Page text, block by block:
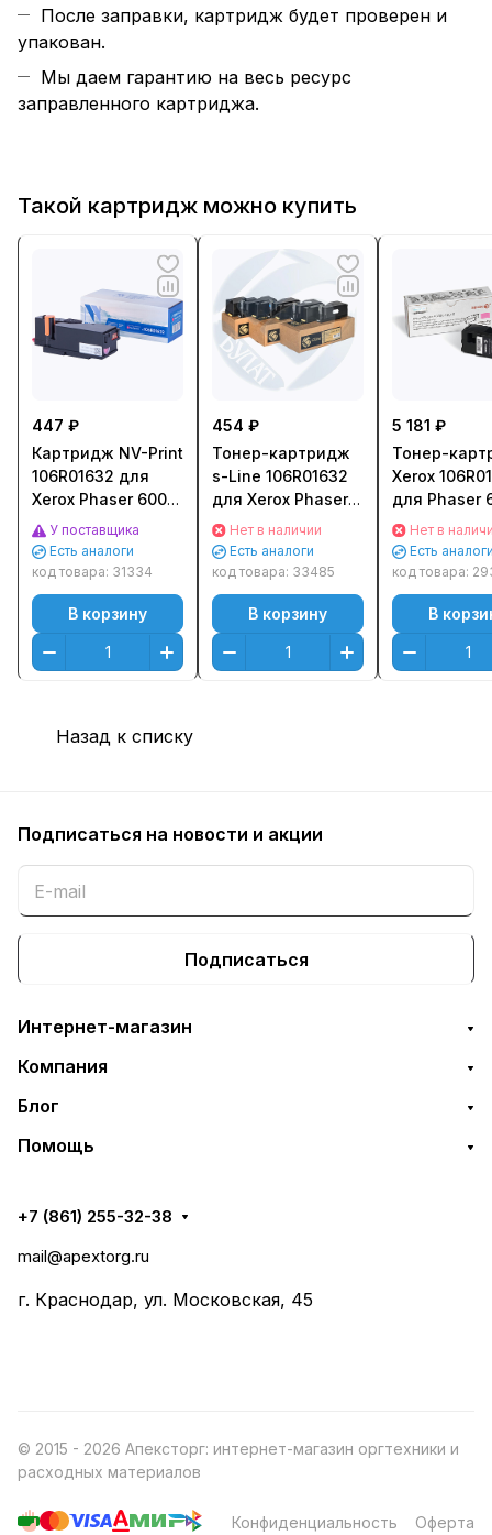
После заправки, картридж будет проверен и
упакован.
Мы даем гарантию на весь ресурс
заправленного картриджа.
Такой картридж можно купить
447 ₽
Картридж NV-Print
106R01632 для
Xerox Phaser 6000/
6010, WC 6015
(1000стр.)
Пурпурный
(Magenta)
У поставщика
Есть аналоги
код товара: 31334
В корзину
454 ₽
Тонер-картридж
s-Line 106R01632
для Xerox Phaser
6000/ WC 6015
(1400стр.)
Пурпурный
(Magenta)
Нет в наличии
Есть аналоги
код товара: 33485
В корзину
5 181 ₽
Тонер-
Xerox
для Phaser
6010 (1
Пурпурный
(Magenta)
Нет в
Есть
код товара:
В
Назад к списку
Подписаться на новости и акции
Подписаться
Интернет-магазин
Компания
Блог
Помощь
+7 (861) 255-32-38
mail@apextorg.ru
г. Краснодар, ул. Московская, 45
© 2015 - 2026 Апексторг: интернет-магазин оргтехники и
расходных материалов
Конфиденциальность Оферта